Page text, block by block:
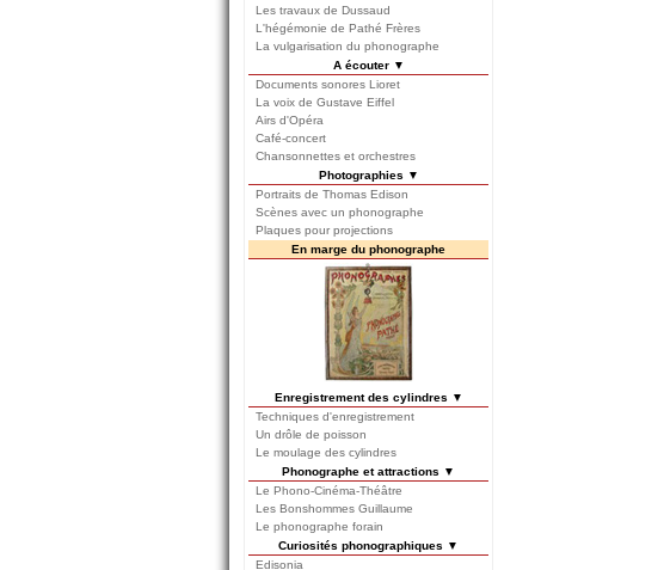
Les travaux de Dussaud
L'hégémonie de Pathé Frères
La vulgarisation du phonographe
A écouter ▼
Documents sonores Lioret
La voix de Gustave Eiffel
Airs d'Opéra
Café-concert
Chansonnettes et orchestres
Photographies ▼
Portraits de Thomas Edison
Scènes avec un phonographe
Plaques pour projections
En marge du phonographe
Enregistrement des cylindres ▼
Techniques d'enregistrement
Un drôle de poisson
Le moulage des cylindres
Phonographe et attractions ▼
Le Phono-Cinéma-Théâtre
Les Bonshommes Guillaume
Le phonographe forain
Curiosités phonographiques ▼
Edisonia